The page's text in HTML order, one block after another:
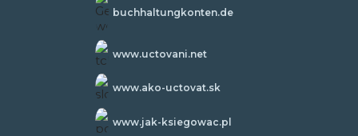
buchhaltungkonten.de
www.uctovani.net
www.ako-uctovat.sk
www.jak-ksiegowac.pl